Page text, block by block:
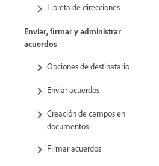
Libreta de direcciones
Enviar, firmar y administrar
acuerdos
Opciones de destinatario
Enviar acuerdos
Creación de campos en
documentos
Firmar acuerdos